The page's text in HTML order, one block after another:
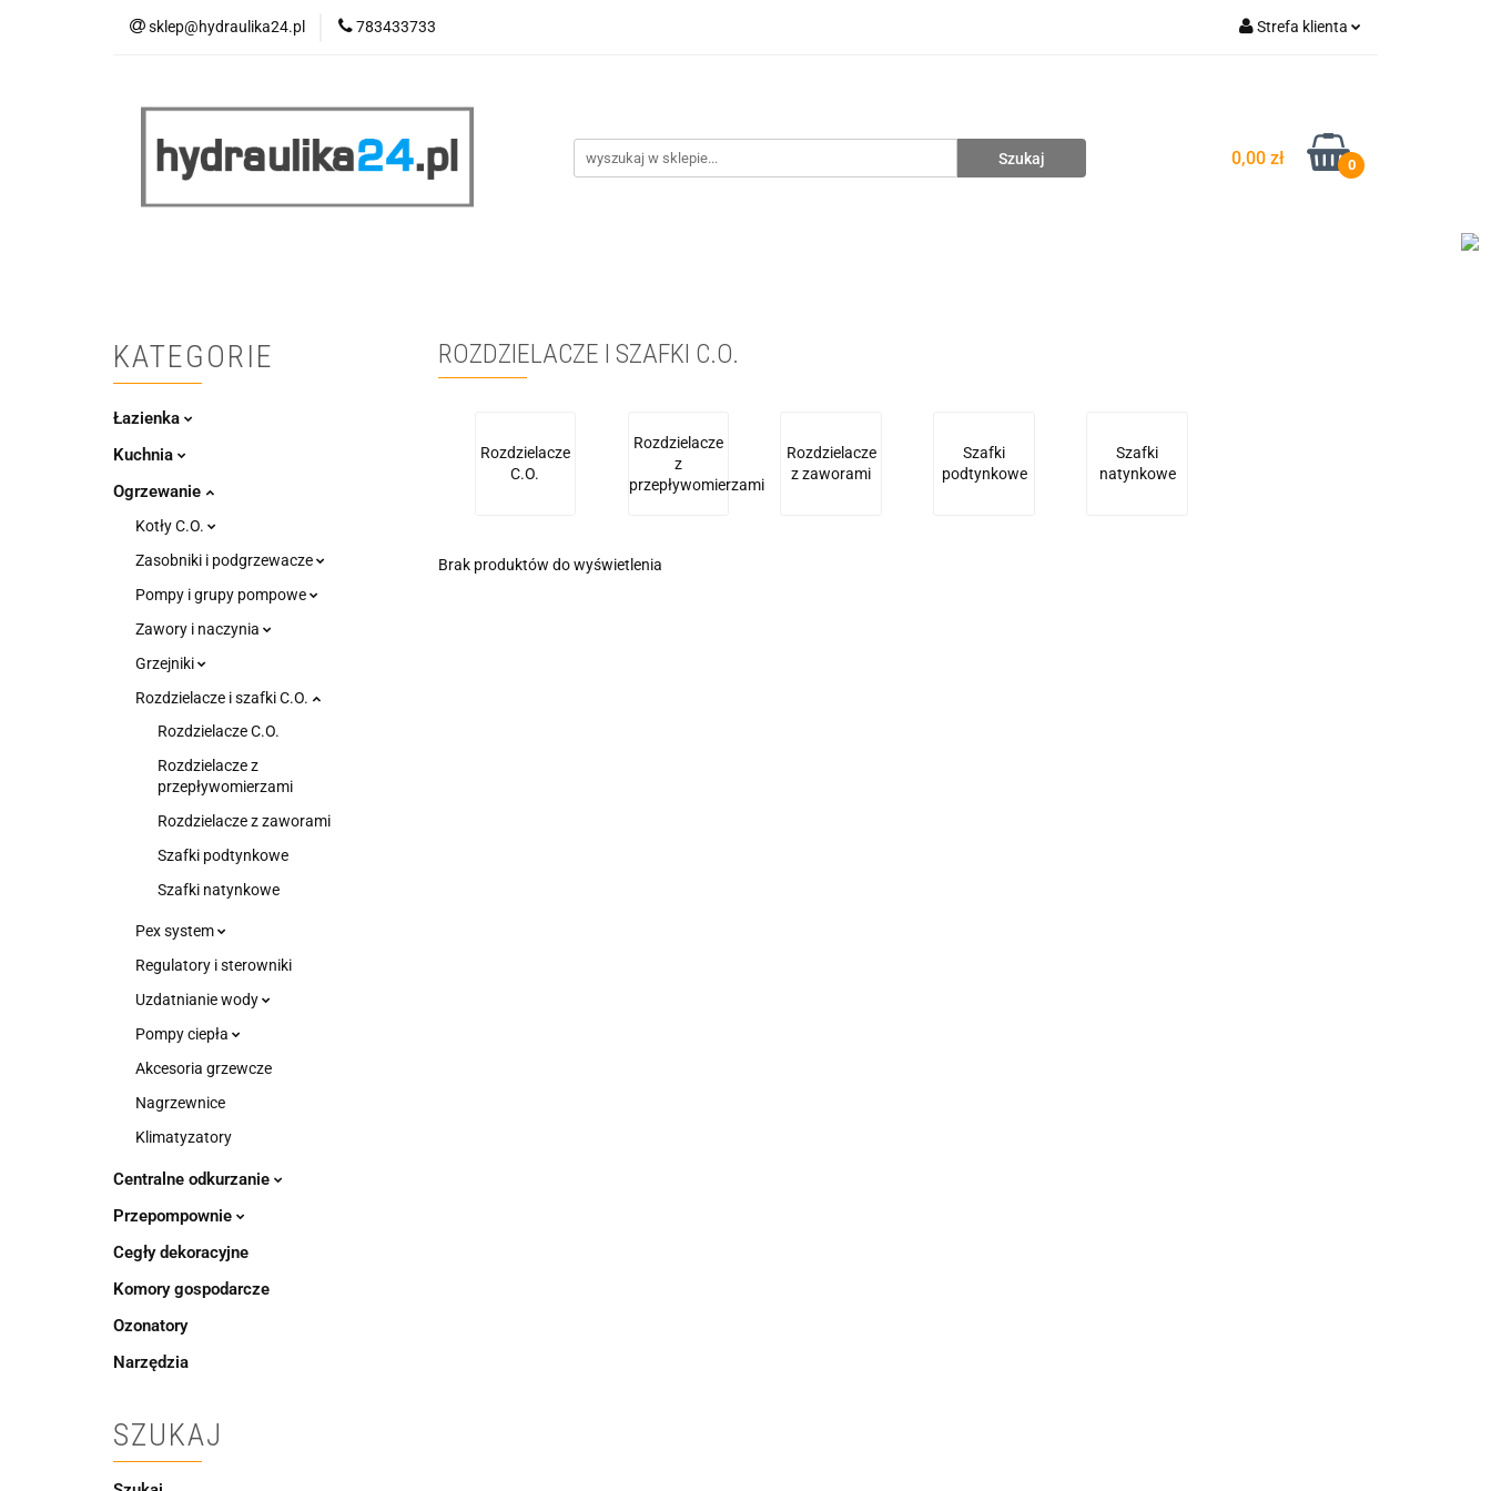
sklep@hydraulika24.pl 783433733 Strefa klienta
Dodaj zgłoszenie
0,00 zł 0
Łazienka
Wyprzedaż WYCENA ZESTAWÓW
KATEGORIE
Łazienka
Kuchnia
Ogrzewanie
Kotły C.O.
Zasobniki i podgrzewacze
Pompy i grupy pompowe
Zawory i naczynia
Grzejniki
Rozdzielacze i szafki C.O.
Rozdzielacze C.O.
Rozdzielacze z
przepływomierzami
Rozdzielacze z zaworami
Szafki podtynkowe
Szafki natynkowe
Pex system
Regulatory i sterowniki
Uzdatnianie wody
Pompy ciepła
Akcesoria grzewcze
Nagrzewnice
Klimatyzatory
Centralne odkurzanie
Przepompownie
Cegły dekoracyjne
Komory gospodarcze
Ozonatory
Narzędzia
SZUKAJ
ROZDZIELACZE I SZAFKI C.O.
Rozdzielacze
C.O.
Rozdzielacze
z
przepływomierzami
Rozdzielacze
z zaworami
Szafki
podtynkowe
Szafki
natynkowe
Brak produktów do wyświetlenia